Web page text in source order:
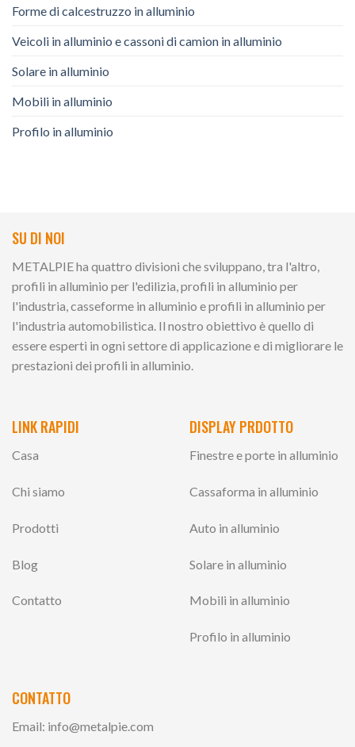
Forme di calcestruzzo in alluminio
Veicoli in alluminio e cassoni di camion in alluminio
Solare in alluminio
Mobili in alluminio
Profilo in alluminio
SU DI NOI
METALPIE ha quattro divisioni che sviluppano, tra l'altro,
profili in alluminio per l'edilizia, profili in alluminio per
l'industria, casseforme in alluminio e profili in alluminio per
l'industria automobilistica. Il nostro obiettivo è quello di
essere esperti in ogni settore di applicazione e di migliorare le
prestazioni dei profili in alluminio.
LINK RAPIDI
Casa
Chi siamo
Prodotti
Blog
Contatto
DISPLAY PRDOTTO
Finestre e porte in alluminio
Cassaforma in alluminio
Auto in alluminio
Solare in alluminio
Mobili in alluminio
Profilo in alluminio
CONTATTO
Email: info@metalpie.com